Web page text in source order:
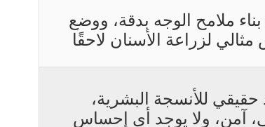
بناء ملامح الوجه بدقة، ووضع
لزراعة الأسنان لاحقًا
حقيقي للأنسجة البشرية،
آمن، ولا يوجد أي إحساس